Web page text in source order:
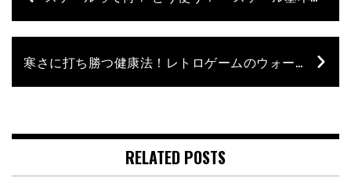
寒さに打ち勝つ健康法！レトロゲームのウォーキング・ベース4選【クリープハイプ長谷川カオナシのレトロゲーム喫音堂】– 第9回
RELATED POSTS